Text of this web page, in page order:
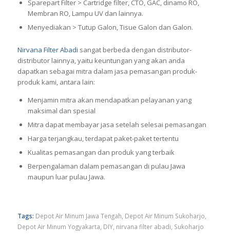
Sparepart Filter > Cartridge filter, CTO, GAC, dinamo RO,
Membran RO, Lampu UV dan lainnya.
Menyediakan > Tutup Galon, Tisue Galon dan Galon.
Nirvana Filter Abadi sangat berbeda dengan distributor-
distributor lainnya, yaitu keuntungan yang akan anda
dapatkan sebagai mitra dalam jasa pemasangan produk-
produk kami, antara lain:
Menjamin mitra akan mendapatkan pelayanan yang
maksimal dan spesial
Mitra dapat membayar jasa setelah selesai pemasangan
Harga terjangkau, terdapat paket-paket tertentu
Kualitas pemasangan dan produk yang terbaik
Berpengalaman dalam pemasangan di pulau Jawa
maupun luar pulau Jawa.
Tags: Depot Air Minum Jawa Tengah Depot Air Minum Sukoharjo
Depot Air Minum Yogyakarta DIY, nirvana filter abadi Sukoharjo